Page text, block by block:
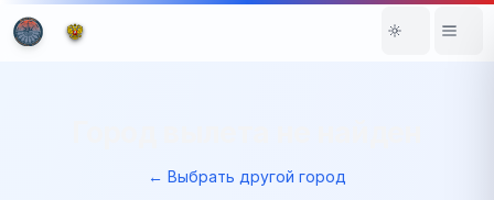
← Выбрать другой город